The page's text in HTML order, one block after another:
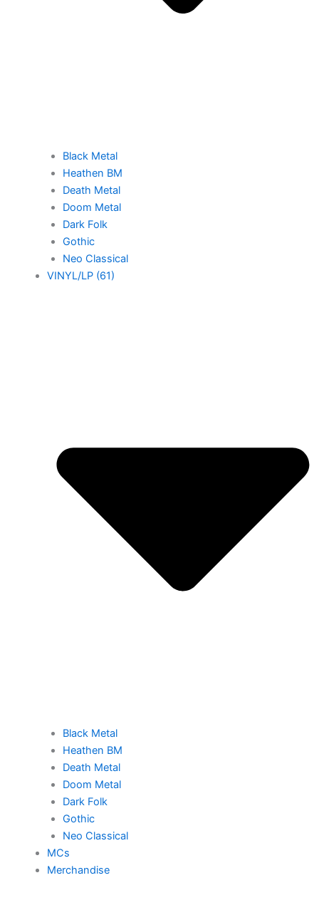
Black Metal
Heathen BM
Death Metal
Doom Metal
Dark Folk
Gothic
Neo Classical
VINYL/LP (61)
Black Metal
Heathen BM
Death Metal
Doom Metal
Dark Folk
Gothic
Neo Classical
MCs
Merchandise